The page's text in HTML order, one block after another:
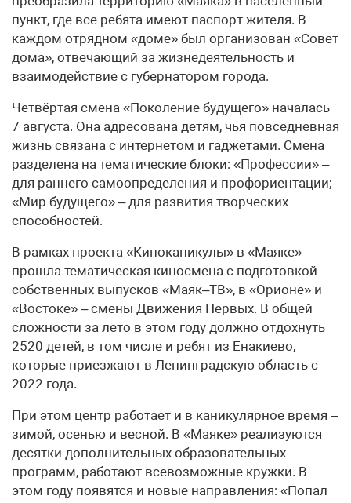
пункт, где все ребята имеют паспорт жителя. В
каждом отрядном «доме» был организован «Совет
дома», отвечающий за жизнедеятельность и
взаимодействие с губернатором города.
Четвёртая смена «Поколение будущего» началась
7 августа. Она адресована детям, чья повседневная
жизнь связана с интернетом и гаджетами. Смена
разделена на тематические блоки: «Профессии» –
для раннего самоопределения и профориентации;
«Мир будущего» – для развития творческих
способностей.
В рамках проекта «Киноканикулы» в «Маяке»
прошла тематическая киносмена с подготовкой
собственных выпусков «Маяк–ТВ», в «Орионе» и
«Востоке» – смены Движения Первых. В общей
сложности за лето в этом году должно отдохнуть
2520 детей, в том числе и ребят из Енакиево,
которые приезжают в Ленинградскую область с
2022 года.
При этом центр работает и в каникулярное время –
зимой, осенью и весной. В «Маяке» реализуются
десятки дополнительных образовательных
программ, работают всевозможные кружки. В
этом году появятся и новые направления: «Попал